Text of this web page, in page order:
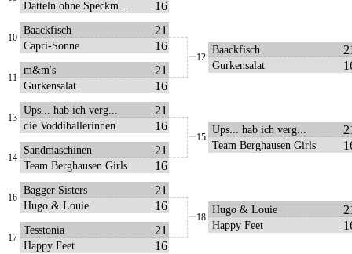
Datteln ohne Speckm... 16
10
Baackfisch 21
Capri-Sonne 16
11
m&m's 21
Gurkensalat 16
13
Ups... hab ich verg... 21
die Voddiballerinnen 16
14
Sandmaschinen 21
Team Berghausen Girls 16
16
Bagger Sisters 21
Hugo & Louie 16
17
Tesstonia 21
Happy Feet 16
12
Baackfisch
Gurkensalat
15
Ups... hab ich verg...
Team Berghausen Girls
18
Hugo & Louie
Happy Feet